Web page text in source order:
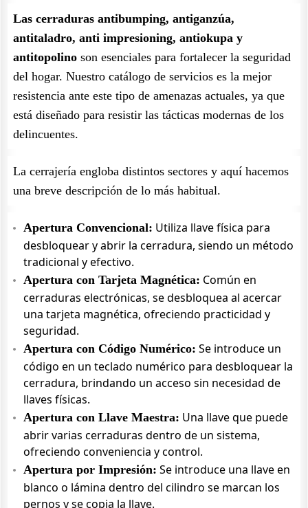
Las cerraduras antibumping, antiganzúa,
antitaladro, anti impresioning, antiokupa y
antitopolino son esenciales para fortalecer la seguridad
del hogar. Nuestro catálogo de servicios es la mejor
resistencia ante este tipo de amenazas actuales, ya que
está diseñado para resistir las tácticas modernas de los
delincuentes.
La cerrajería engloba distintos sectores y aquí hacemos
una breve descripción de lo más habitual.
Apertura Convencional: Utiliza llave física para
desbloquear y abrir la cerradura, siendo un método
tradicional y efectivo.
Apertura con Tarjeta Magnética: Común en
cerraduras electrónicas, se desbloquea al acercar
una tarjeta magnética, ofreciendo practicidad y
seguridad.
Apertura con Código Numérico: Se introduce un
código en un teclado numérico para desbloquear la
cerradura, brindando un acceso sin necesidad de
llaves físicas.
Apertura con Llave Maestra: Una llave que puede
abrir varias cerraduras dentro de un sistema,
ofreciendo conveniencia y control.
Apertura por Impresión: Se introduce una llave en
blanco o lámina dentro del cilindro se marcan los
pernos y se copia la llave.